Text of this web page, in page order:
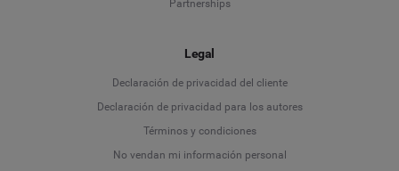
Partnerships
Legal
Declaración de privacidad del cliente
Declaración de privacidad para los autores
Términos y condiciones
No vendan mi información personal
Language
Deutsch